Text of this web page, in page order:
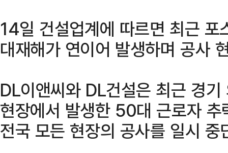
14일 건설업계에 따르면 최근 포
대재해가 연이어 발생하며 공사
DL이앤씨와 DL건설은 최근 경
현장에서 발생한 50대 근로자
전국 모든 현장의 공사를 일시 중